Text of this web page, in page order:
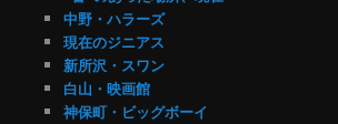
中野・ハラーズ
現在のジニアス
新所沢・スワン
白山・映画館
神保町・ビッグボーイ